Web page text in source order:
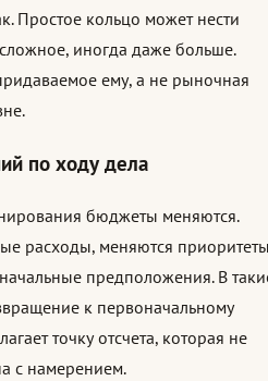
Простое кольцо может нести
иногда даже больше.
ему, а не рыночная
по ходу дела
бюджеты меняются.
расходы, меняются
предположения. В
к первоначальному
точку отсчета, которая не
с намерением.